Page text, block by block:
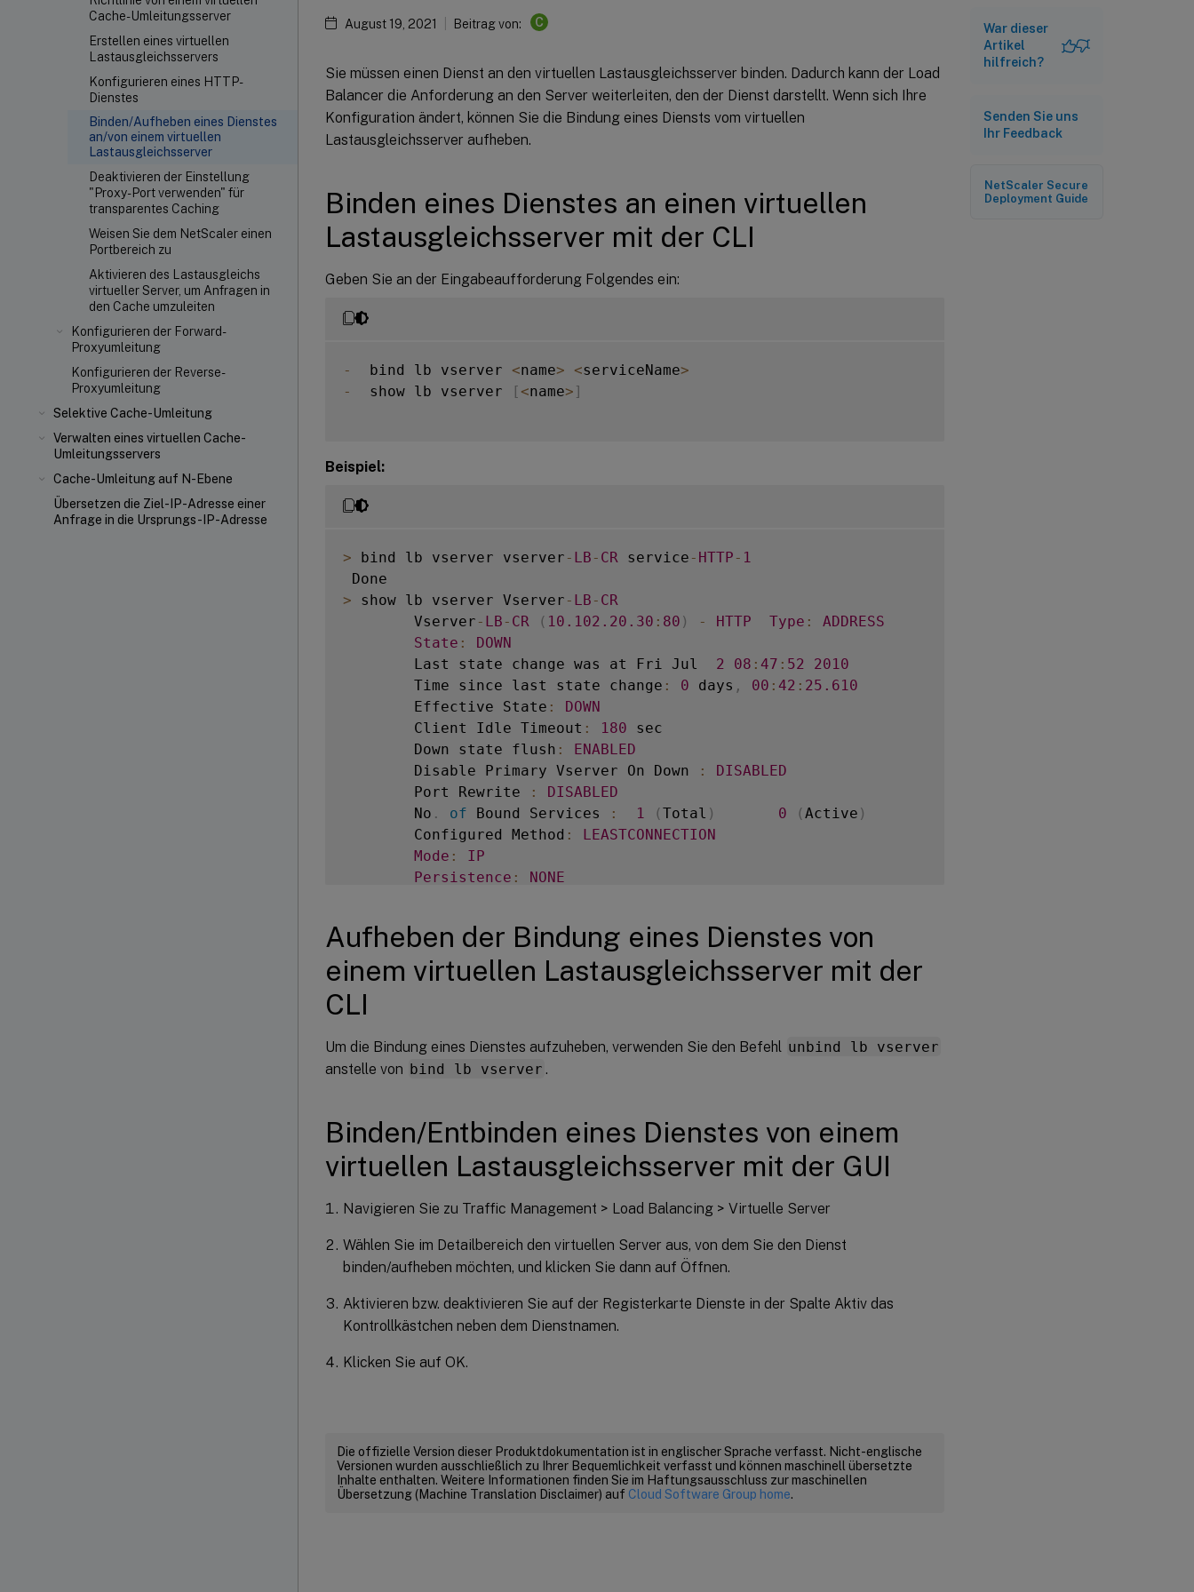
Cache-Umleitungsserver
Erstellen eines virtuellen
Lastausgleichsservers
Konfigurieren eines HTTP-
Dienstes
Binden/Aufheben eines Dienstes
an/von einem virtuellen
Lastausgleichsserver
Deaktivieren der Einstellung
"Proxy-Port verwenden" für
transparentes Caching
Weisen Sie dem NetScaler einen
Portbereich zu
Aktivieren des Lastausgleichs
virtueller Server, um Anfragen in
den Cache umzuleiten
Konfigurieren der Forward-
Proxyumleitung
Konfigurieren der Reverse-
Proxyumleitung
Selektive Cache-Umleitung
Verwalten eines virtuellen Cache-
Umleitungsservers
Cache-Umleitung auf N-Ebene
Übersetzen die Ziel-IP-Adresse einer
Anfrage in die Ursprungs-IP-Adresse
August 19, 2021 Beitrag von: C
Sie müssen einen Dienst an den virtuellen Lastausgleichsserver binden. Dadurch kann der Load
Balancer die Anforderung an den Server weiterleiten, den der Dienst darstellt. Wenn sich Ihre
Konfiguration ändert, können Sie die Bindung eines Diensts vom virtuellen
Lastausgleichsserver aufheben.
Binden eines Dienstes an einen virtuellen
Lastausgleichsserver mit der CLI
Geben Sie an der Eingabeaufforderung Folgendes ein:
-
  bind lb vserver
<name> <serviceName>
-
  show lb vserver
[ <name> ]
Beispiel:
> bind lb vserver vserver - LB - CR service - HTTP - 1
> show lb vserver Vserver - LB - CR
        Vserver
- LB - CR ( 10.102 .20 .30 : 80 ) - HTTP Type :
ADDRESS
State :
DOWN
        Last state change was at Fri Jul
2 08 : 47 : 52
2010
        Time since last state change
: 0 days , 00 : 42 : 25.610
        Effective State
:
DOWN
        Client Idle Timeout
: 180 sec
        Down state flush
:
ENABLED
        Disable Primary Vserver On Down
:
DISABLED
        Port Rewrite
:
DISABLED
        No
. of Bound Services : 1 (Total ) 0 (Active )
        Configured Method
:
LEASTCONNECTION
Mode :
IP
Persistence :
NONE
        Push Multi Clients
: NO
        Push Label Rule
: none
Aufheben der Bindung eines Dienstes von
einem virtuellen Lastausgleichsserver mit der
CLI
Um die Bindung eines Dienstes aufzuheben, verwenden Sie den Befehl unbind lb vserver
anstelle von bind lb vserver .
Binden/Entbinden eines Dienstes von einem
virtuellen Lastausgleichsserver mit der GUI
Navigieren Sie zu Traffic Management > Load Balancing > Virtuelle Server
Wählen Sie im Detailbereich den virtuellen Server aus, von dem Sie den Dienst
binden/aufheben möchten, und klicken Sie dann auf Öffnen.
Aktivieren bzw. deaktivieren Sie auf der Registerkarte Dienste in der Spalte Aktiv das
Kontrollkästchen neben dem Dienstnamen.
Klicken Sie auf OK.
Die offizielle Version dieser Produktdokumentation ist in englischer Sprache verfasst. Nicht-englische
Versionen wurden ausschließlich zu Ihrer Bequemlichkeit verfasst und können maschinell übersetzte
Inhalte enthalten. Weitere Informationen finden Sie im Haftungsausschluss zur maschinellen
Übersetzung (Machine Translation Disclaimer) auf Cloud Software Group home.
mit der CLI
Binden/Entbinden
mit der GUI
War dieser
Artikel
hilfreich?
Senden Sie uns
Ihr Feedback
NetScaler Secure
Deployment Guide